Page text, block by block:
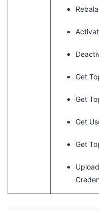
Get
Get
Get
Get